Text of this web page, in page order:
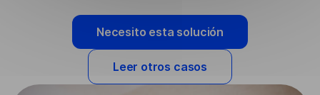
Necesito esta solución
Leer otros casos